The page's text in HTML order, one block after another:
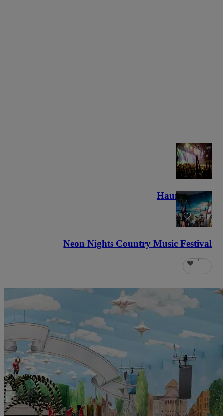
Haunted Fest
٥٨
Neon Nights Country Music Festival
٦